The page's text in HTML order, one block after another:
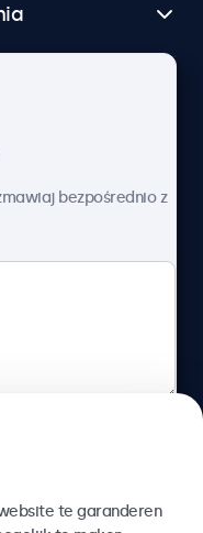
bezpośrednio z
te garanderen